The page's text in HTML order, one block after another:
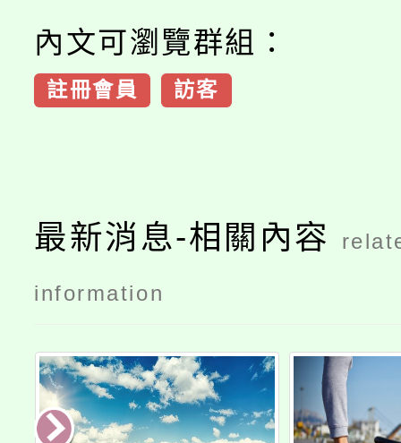
內文可瀏覽群組：
註冊會員 訪客
最新消息-相關內容
information